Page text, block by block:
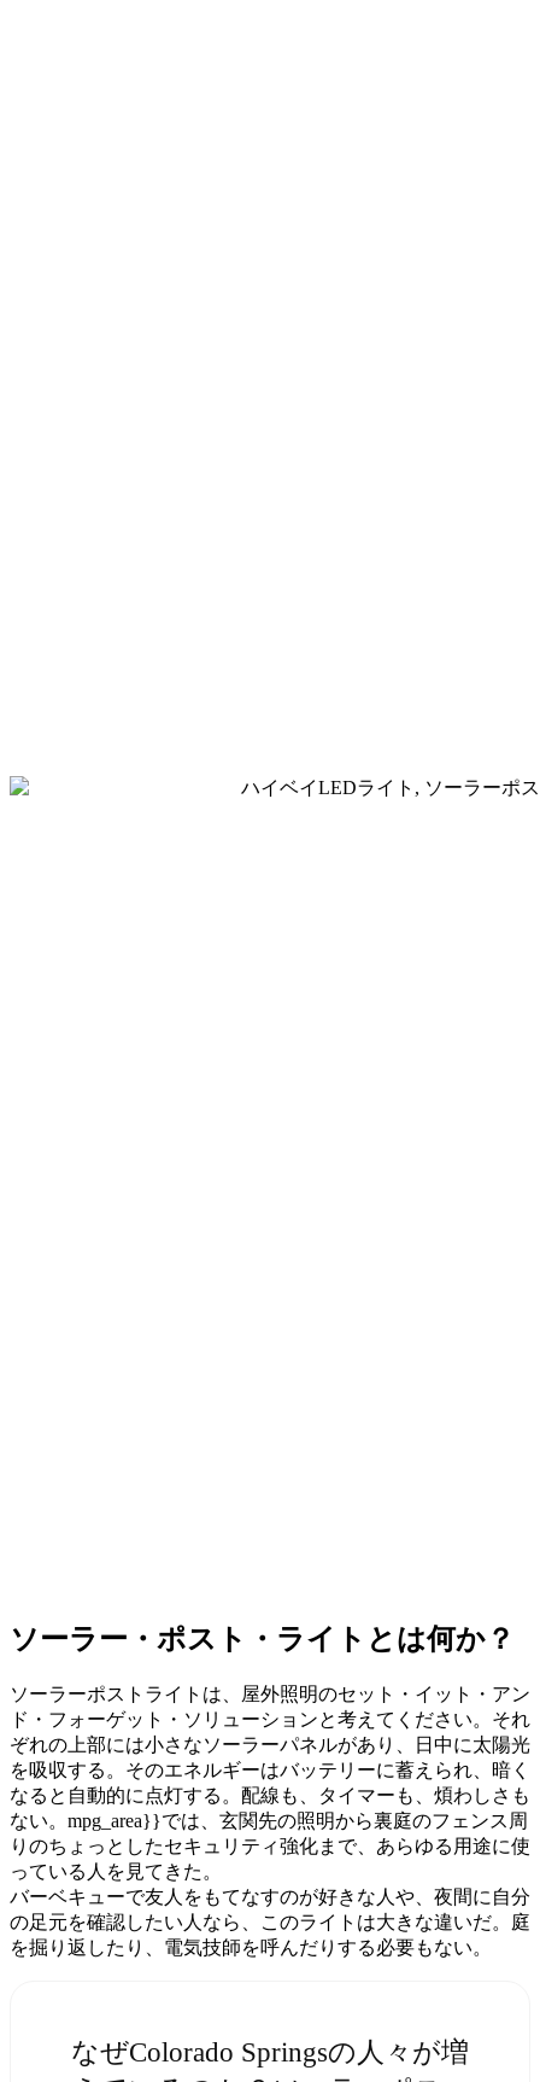
ソーラー・ポスト・ライトとは何か？
ソーラーポストライトは、屋外照明のセット・イット・アン
ド・フォーゲット・ソリューションと考えてください。それ
ぞれの上部には小さなソーラーパネルがあり、日中に太陽光
を吸収する。そのエネルギーはバッテリーに蓄えられ、暗く
なると自動的に点灯する。配線も、タイマーも、煩わしさも
ない。mpg_area}}では、玄関先の照明から裏庭のフェンス周
りのちょっとしたセキュリティ強化まで、あらゆる用途に使
っている人を見てきた。
バーベキューで友人をもてなすのが好きな人や、夜間に自分
の足元を確認したい人なら、このライトは大きな違いだ。庭
を掘り返したり、電気技師を呼んだりする必要もない。
なぜColorado Springsの人々が増